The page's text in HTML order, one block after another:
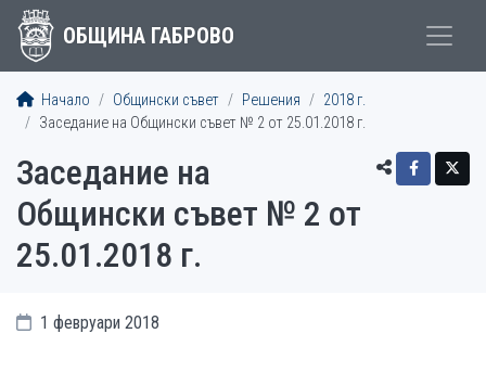
ОБЩИНА ГАБРОВО
Начало Общински съвет Решения
2018 г.
Заседание на Общински съвет № 2 от 25.01.2018 г.
Заседание на
Общински съвет № 2 от
25.01.2018 г.
1 февруари 2018